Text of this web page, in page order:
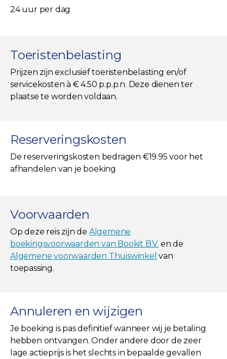
24 uur per dag
Toeristenbelasting
Prijzen zijn exclusief toeristenbelasting en/of
servicekosten à € 4.50 p.p.p.n. Deze dienen ter
plaatse te worden voldaan.
Reserveringskosten
De reserveringskosten bedragen €19.95 voor het
afhandelen van je boeking
Voorwaarden
Op deze reis zijn de Algemene
boekingsvoorwaarden van Bookit B.V. en de
Algemene voorwaarden Thuiswinkel van
toepassing.
Annuleren en wijzigen
Je boeking is pas definitief wanneer wij je betaling
hebben ontvangen. Onder andere door de zeer
lage actieprijs is het slechts in bepaalde gevallen